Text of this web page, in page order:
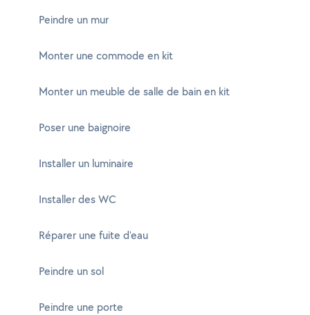
Peindre un mur
Monter une commode en kit
Monter un meuble de salle de bain en kit
Poser une baignoire
Installer un luminaire
Installer des WC
Réparer une fuite d'eau
Peindre un sol
Peindre une porte